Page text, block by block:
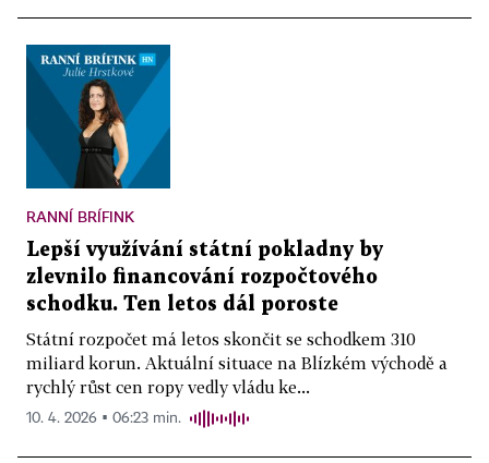
RANNÍ BRÍFINK
Lepší využívání státní pokladny by
zlevnilo financování rozpočtového
schodku. Ten letos dál poroste
Státní rozpočet má letos skončit se schodkem 310
miliard korun. Aktuální situace na Blízkém východě a
rychlý růst cen ropy vedly vládu ke...
10. 4. 2026 ▪ 06:23 min.